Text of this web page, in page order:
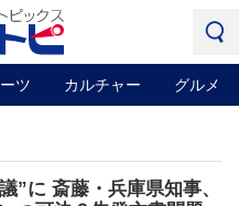
ツ カルチャー グルメ
”に 斎藤・兵庫県知事、